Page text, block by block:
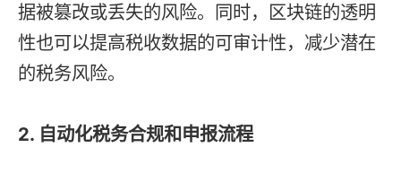
据被篡改或丢失的风险。同时，区块链的透明
性也可以提高税收数据的可审计性，减少潜在
的税务风险。
2. 自动化税务合规和申报流程